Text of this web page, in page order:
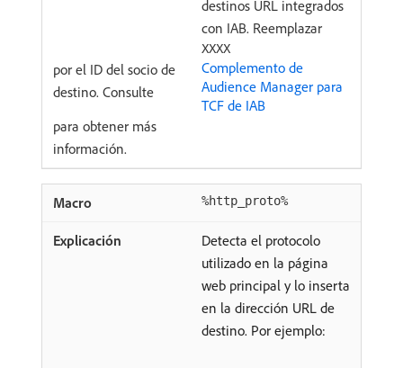
destinos URL integrados
con IAB. Reemplazar
XXXX
por el ID del socio de
destino. Consulte
Complemento de
Audience Manager para
TCF de IAB
para obtener más
información.
%http_proto%
Detecta el protocolo
utilizado en la página
web principal y lo inserta
en la dirección URL de
destino. Por ejemplo: